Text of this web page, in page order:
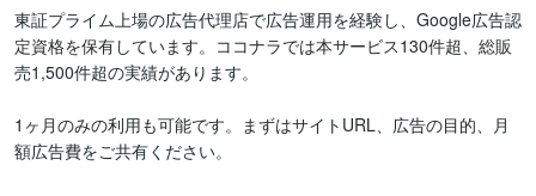
東証プライム上場の広告代理店で広告運用を経験し、Google広告認
定資格を保有しています。ココナラでは本サービス130件超、総販
売1,500件超の実績があります。
1ヶ月のみの利用も可能です。まずはサイトURL、広告の目的、月
額広告費をご共有ください。